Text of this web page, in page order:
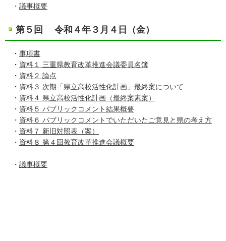
・ 議事概要
第５回 令和４年３月４日（金）
・ 事項書
・ 資料１ 三重県教育改革推進会議委員名簿
・ 資料２ 論点
・ 資料３ 次期「県立高校活性化計画」最終案について
・ 資料４ 県立高校活性化計画（最終案素案）
・ 資料５ パブリックコメント結果概要
・ 資料６ パブリックコメントでいただいたご意見と県の考え方
・ 資料７ 新旧対照表（案）
・ 資料８ 第４回教育改革推進会議概要
・ 議事概要